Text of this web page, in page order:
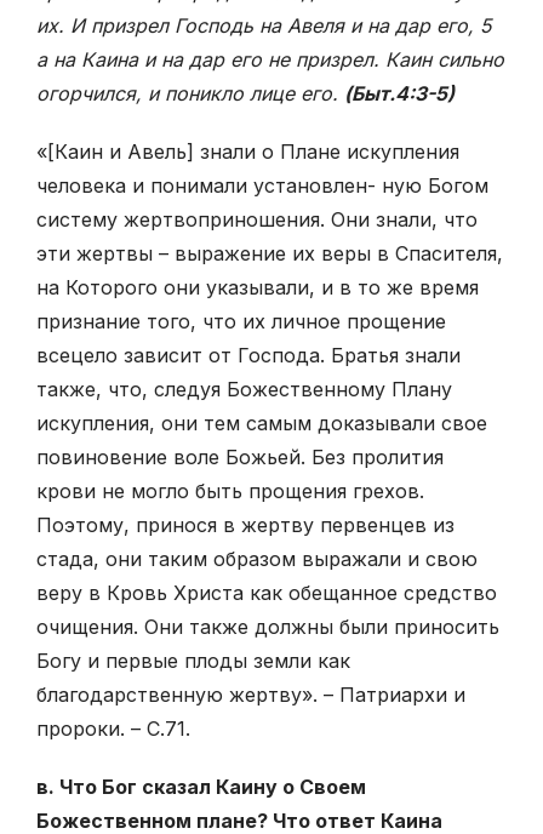
их. И призрел Господь на Авеля и на дар его, 5
а на Каина и на дар его не призрел. Каин сильно
огорчился, и поникло лице его. (Быт.4:3-5)
«[Каин и Авель] знали о Плане искупления
человека и понимали установлен- ную Богом
систему жертвоприношения. Они знали, что
эти жертвы – выражение их веры в Спасителя,
на Которого они указывали, и в то же время
признание того, что их личное прощение
всецело зависит от Господа. Братья знали
также, что, следуя Божественному Плану
искупления, они тем самым доказывали свое
повиновение воле Божьей. Без пролития
крови не могло быть прощения грехов.
Поэтому, принося в жертву первенцев из
стада, они таким образом выражали и свою
веру в Кровь Христа как обещанное средство
очищения. Они также должны были приносить
Богу и первые плоды земли как
благодарственную жертву». – Патриархи и
пророки. – С.71.
в. Что Бог сказал Каину о Своем
Божественном плане? Что ответ Каина